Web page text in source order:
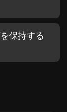
保持する